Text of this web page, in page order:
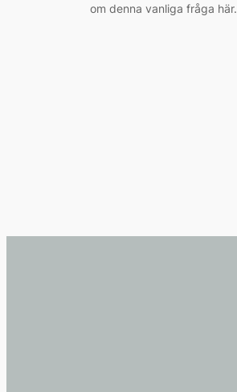
om denna vanliga fråga här.